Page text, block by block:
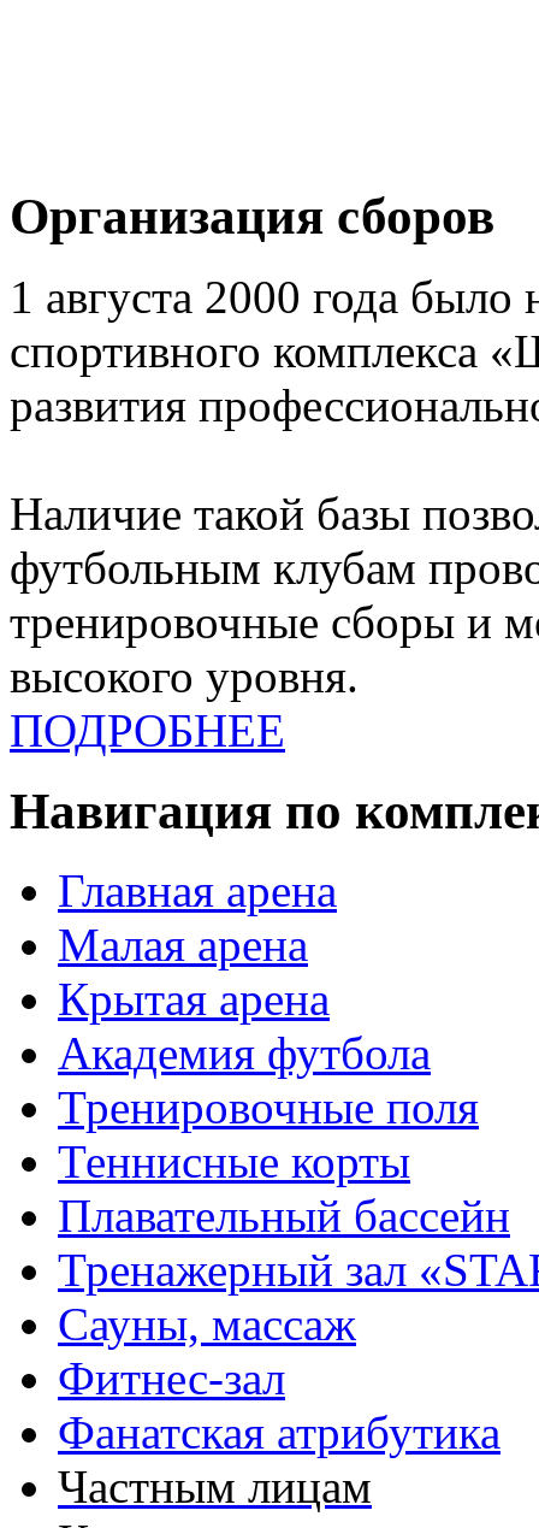
Организация сборов
1 августа 2000 года было
спортивного комплекса
развития
Наличие такой базы
футбольным клубам
тренировочные сборы и
высокого уровня.
ПОДРОБНЕЕ
Навигация по
Главная арена
Малая арена
Крытая арена
Академия футбола
Тренировочные поля
Теннисные корты
Плавательный бассейн
Тренажерный зал
Сауны, массаж
Фитнес-зал
Фанатская атрибутика
Частным лицам